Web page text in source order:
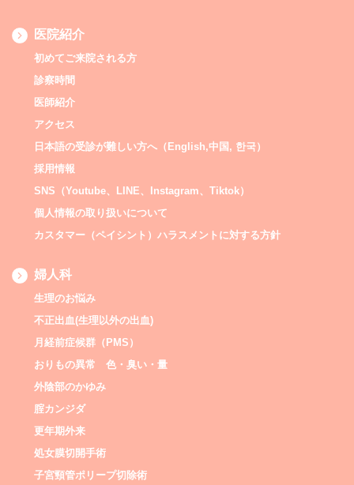
医院紹介
初めてご来院される方
診察時間
医師紹介
アクセス
日本語の受診が難しい方へ（English,中国, 한국）
採用情報
SNS（Youtube、LINE、Instagram、Tiktok）
個人情報の取り扱いについて
カスタマー（ペイシント）ハラスメントに対する方針
婦人科
生理のお悩み
不正出血(生理以外の出血)
月経前症候群（PMS）
おりもの異常 色・臭い・量
外陰部のかゆみ
腟カンジダ
更年期外来
処女膜切開手術
子宮頸管ポリープ切除術